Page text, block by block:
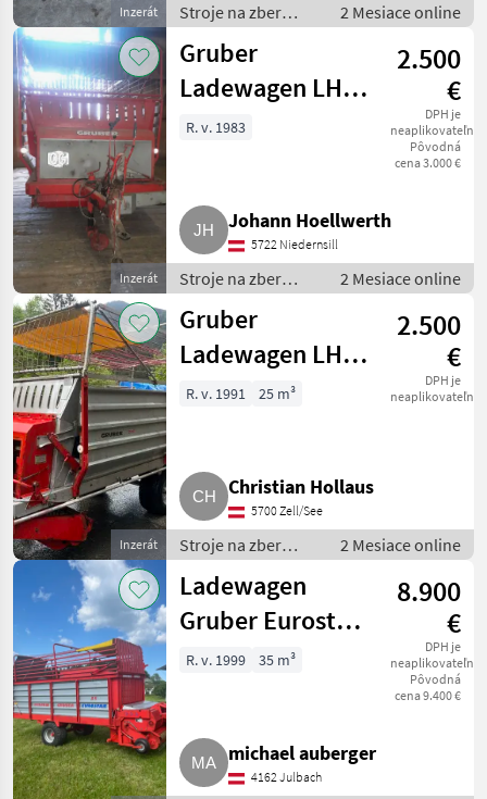
Inzerát
Stroje na zber
objemových krmív
/ Zberaci prívesný
voz
2 Mesiace online
Inzerát
Gruber
Ladewagen LH
1027
2.500
€
DPH je
neaplikovateľné
Pôvodná
cena 3.000 €
R. v. 1983
Johann Hoellwerth
5722 Niedernsill
Stroje na zber
objemových krmív
/ Zberaci prívesný
voz
2 Mesiace online
Inzerát
Gruber
Ladewagen LH
1023
2.500
€
DPH je
neaplikovateľné
R. v. 1991 25 m³
Christian Hollaus
5700 Zell/See
Stroje na zber
objemových krmív
/ Zberaci prívesný
voz
2 Mesiace online
Ladewagen
Gruber Eurostar
35
8.900
€
DPH je
neaplikovateľné
Pôvodná
cena 9.400 €
R. v. 1999 35 m³
michael auberger
4162 Julbach